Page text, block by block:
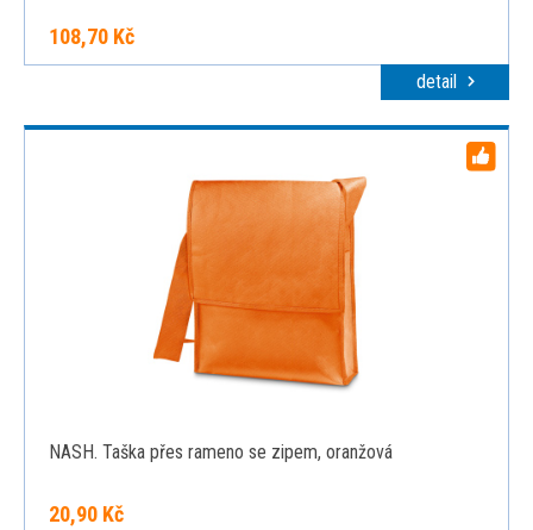
108,70 Kč
detail
NASH. Taška přes rameno se zipem, oranžová
20,90 Kč